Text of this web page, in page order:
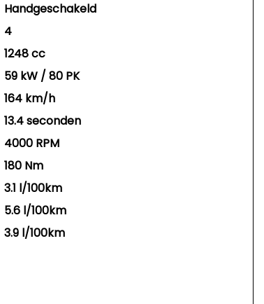
Handgeschakeld
4
1248 cc
59 kW / 80 PK
164 km/h
13.4 seconden
4000 RPM
180 Nm
3.1 l/100km
5.6 l/100km
3.9 l/100km